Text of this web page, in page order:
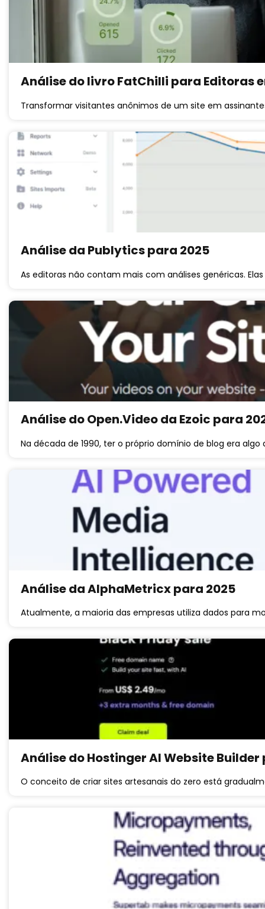
Análise do livro FatChilli para Editoras
Transformar visitantes anônimos de um site em
Análise da Publytics para 2025
As editoras não contam mais com análises genéricas.
Análise do Open.Video da Ezoic para
Na década de 1990, ter o próprio domínio de blog era algo
Análise da AlphaMetricx para 2025
Atualmente, a maioria das empresas utiliza dados para
Análise do Hostinger AI Website Builder
O conceito de criar sites artesanais do zero está